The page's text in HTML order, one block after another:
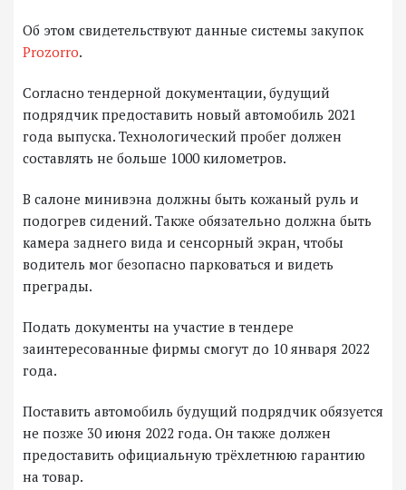
Об этом свидетельствуют данные системы закупок
Prozorro.
Согласно тендерной документации, будущий
подрядчик предоставить новый автомобиль 2021
года выпуска. Технологический пробег должен
составлять не больше 1000 километров.
В салоне минивэна должны быть кожаный руль и
подогрев сидений. Также обязательно должна быть
камера заднего вида и сенсорный экран, чтобы
водитель мог безопасно парковаться и видеть
преграды.
Подать документы на участие в тендере
заинтересованные фирмы смогут до 10 января 2022
года.
Поставить автомобиль будущий подрядчик обязуется
не позже 30 июня 2022 года. Он также должен
предоставить официальную трёхлетнюю гарантию
на товар.